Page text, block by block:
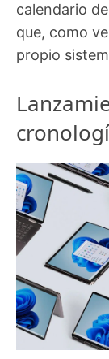
calendario
que, como
propio